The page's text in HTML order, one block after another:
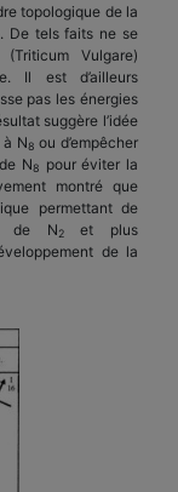
topologique de la
De tels faits ne se
Vulgare)
Il est d’ailleurs
pas les énergies
suggère l’idée
à N8 ou d’empêcher
N8
pour éviter la
montré que
permettant de
de N2et plus
de la